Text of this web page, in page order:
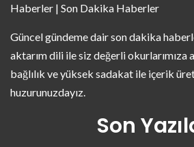
Haberler | Son Dakika Haberler
Güncel gündeme dair son dakika
aktarım dili ile siz değerli okurlarımıza
bağlılık ve yüksek sadakat ile içerik
huzurunuzdayız.
Son